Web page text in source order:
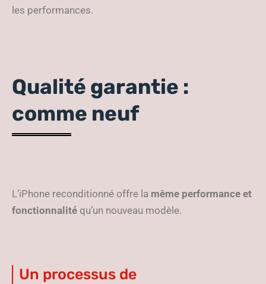
les performances.
Qualité garantie :
comme neuf
L’iPhone reconditionné offre la même performance et
fonctionnalité qu’un nouveau modèle.
Un processus de